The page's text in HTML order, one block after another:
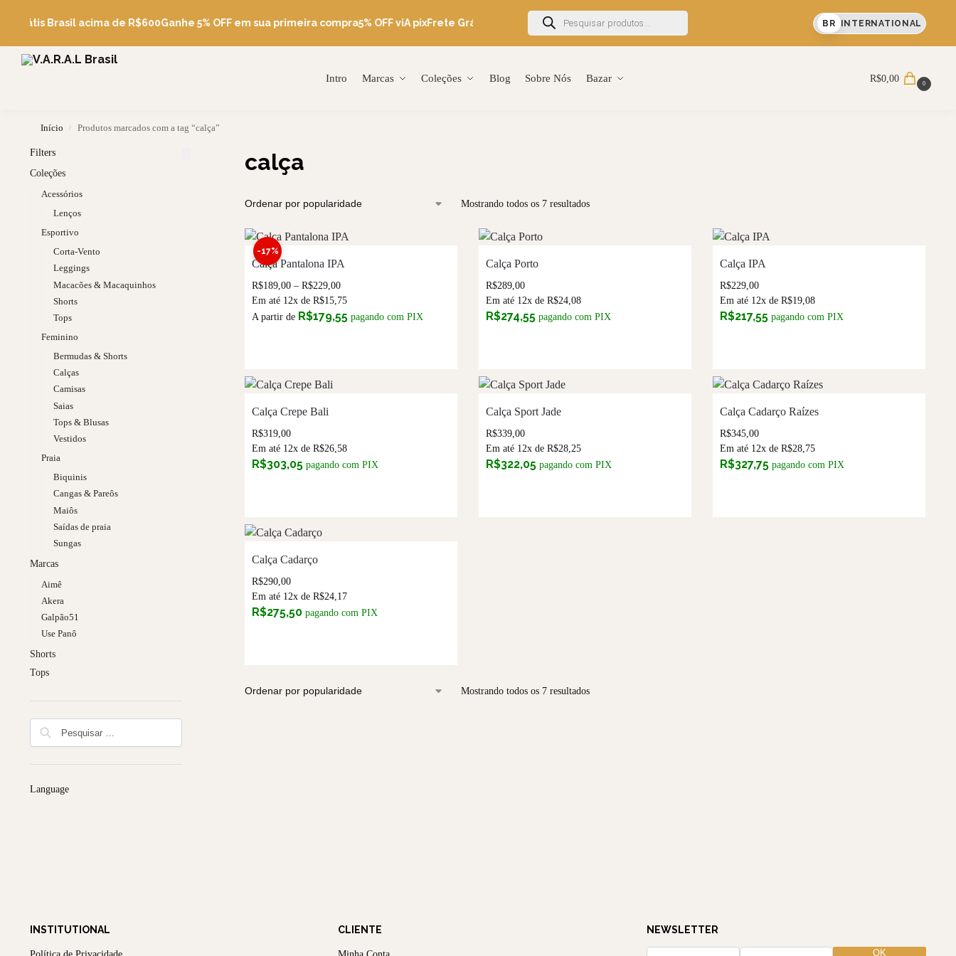
Grátis Brasil acima de R$600Ganhe 5% OFF em sua primeira compra5% OFF viA pixFrete Grátis Brasil acima de R$600Ganhe 5% OFF em sua primeira compra BR INTERNATIONAL
Intro Marcas Coleções Blog Sobre Nós Bazar
Pesquise
R$0,00 0
Início / Produtos marcados com a tag “calça”
calça
Mostrando todos os 7 resultados
-17%
Calça Pantalona IPA
R$189,00 – R$229,00
Em até 12x deR$15,75
A partir de R$179,55 pagando com PIX
Calça Porto
R$289,00
Em até 12x deR$24,08
R$274,55 pagando com PIX
Calça IPA
R$229,00
Em até 12x deR$19,08
R$217,55 pagando com PIX
Calça Crepe Bali
R$319,00
Em até 12x deR$26,58
R$303,05 pagando com PIX
Calça Sport Jade
R$339,00
Em até 12x deR$28,25
R$322,05 pagando com PIX
Calça Cadarço Raízes
R$345,00
Em até 12x deR$28,75
R$327,75 pagando com PIX
Calça Cadarço
R$290,00
Em até 12x deR$24,17
R$275,50 pagando com PIX
Mostrando todos os 7 resultados
Filters
Coleções
Acessórios
Lenços
Esportivo
Corta-Vento
Leggings
Macacões & Macaquinhos
Shorts
Tops
Feminino
Bermudas & Shorts
Calças
Camisas
Saias
Tops & Blusas
Vestidos
Praia
Biquinis
Cangas & Pareôs
Maiôs
Saídas de praia
Sungas
Marcas
Aimê
Akera
Galpão51
Use Panô
Shorts
Tops
Language
INSTITUTIONAL CLIENTE NEWSLETTER
OK